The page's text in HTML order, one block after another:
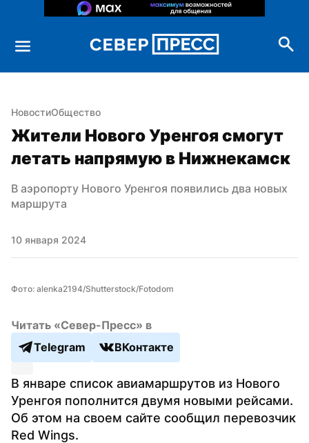
НовостиОбщество
Жители Нового Уренгоя смогут
летать напрямую в Нижнекамск
В аэропорту Нового Уренгоя появились два новых
маршрута
10 января 2024
Фото: alenka2194/Shutterstock/Fotodom
Читать «Север-Пресс» в
Telegram
ВКонтакте
В январе список авиамаршрутов из Нового
Уренгоя пополнится двумя новыми рейсами.
Об этом на своем сайте сообщил перевозчик
Red Wings.